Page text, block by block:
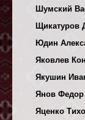
Шумский
Щикатуров
Юдин
Яковлев
Якушин
Янов Федор
Яценко